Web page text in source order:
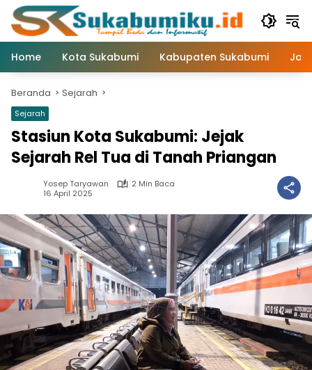
Langsung
konten
Home
Kota Sukabumi Kabupaten Sukabumi
Beranda Sejarah
Sejarah
Stasiun Kota Sukabumi: Jejak
Sejarah Rel Tua di Tanah Priangan
Yosep Taryawan
2 Min Baca
16 April 2025